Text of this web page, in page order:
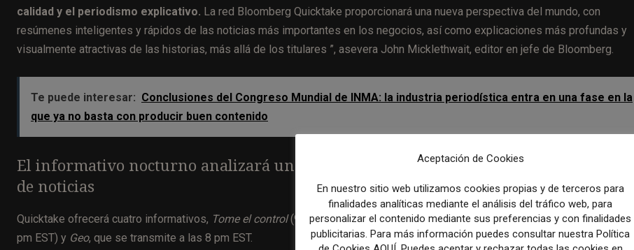
calidad y el periodismo explicativo. La red Bloomberg Quicktake proporcionará una nueva perspectiva del mundo, con
resúmenes inteligentes y rápidos de las noticias más importantes en los negocios, así como explicaciones más profundas y
visualmente atractivas de las historias, más allá de los titulares ”, asevera John Micklethwait, editor en jefe de Bloomberg.
Te puede interesar: Conclusiones del Congreso Mundial de INMA: la industria periodística entra en una fase en la
que ya no basta con producir buen contenido
El informativo nocturno analizará una gran historia en lugar de ofrecer un resumen
de noticias
Quicktake ofrecerá cuatro informativos, Tome el control(9 am EST);Tómese un descanso(12 pm EST);Tome la iniciativa(4:30
pm EST) y Geo, que se transmite a las 8 pm EST.
Aceptación de Cookies
En nuestro sitio web utilizamos cookies propias y de terceros para
finalidades analíticas mediante el análisis del tráfico web, para
personalizar el contenido mediante sus preferencias y con finalidades
publicitarias. Para más información puedes consultar nuestra Política